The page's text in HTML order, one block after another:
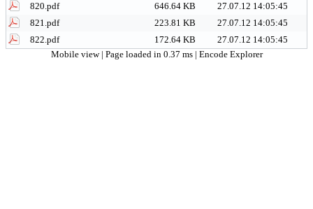
820.pdf
646.64 KB
27.07.12 14:05:45
821.pdf
223.81 KB
27.07.12 14:05:45
822.pdf
172.64 KB
27.07.12 14:05:45
Mobile view | Page loaded in 0.37 ms | Encode Explorer